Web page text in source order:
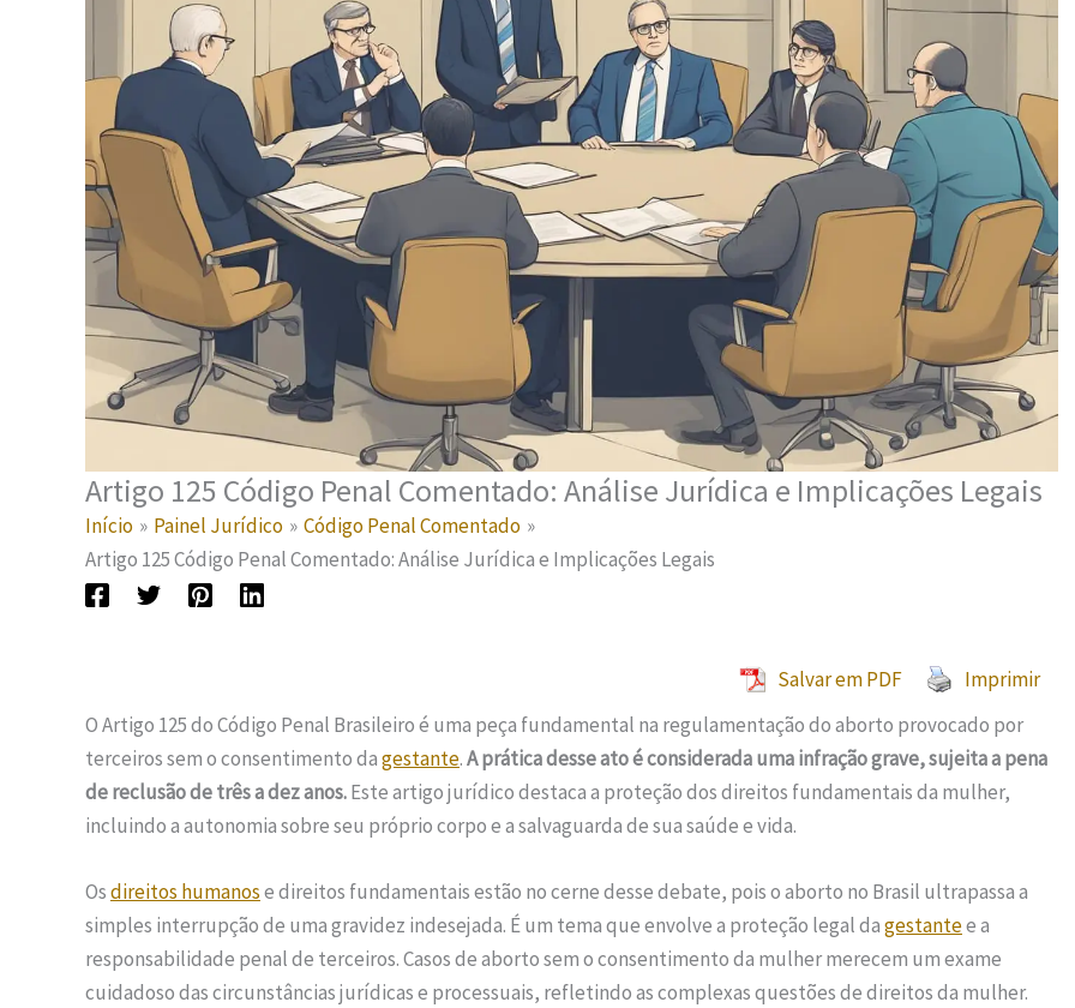
Artigo 125 Código Penal Comentado: Análise Jurídica e Implicações Legais
Início Painel Jurídico
Código Penal Comentado
Artigo 125 Código Penal Comentado: Análise Jurídica e Implicações Legais
Salvar em PDF
Imprimir
O Artigo 125 do Código Penal Brasileiro é uma peça fundamental na regulamentação do aborto provocado por
terceiros sem o consentimento dagestante.A prática desse ato é considerada uma infração grave, sujeita a pena
de reclusão de três a dez anos.Este artigo jurídico destaca a proteção dos direitos fundamentais da mulher,
incluindo a autonomia sobre seu próprio corpo e a salvaguarda de sua saúde e vida.
Osdireitos humanose direitos fundamentais estão no cerne desse debate, pois o aborto no Brasil ultrapassa a
simples interrupção de uma gravidez indesejada. É um tema que envolve a proteção legal dagestantee a
responsabilidade penal de terceiros. Casos de aborto sem o consentimento da mulher merecem um exame
cuidadoso das circunstâncias jurídicas e processuais, refletindo as complexas questões de direitos da mulher.